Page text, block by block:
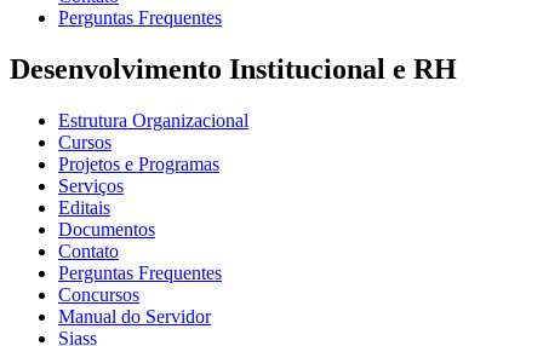
Perguntas Frequentes
Desenvolvimento Institucional e RH
Estrutura Organizacional
Cursos
Projetos e Programas
Serviços
Editais
Documentos
Contato
Perguntas Frequentes
Concursos
Manual do Servidor
Siass